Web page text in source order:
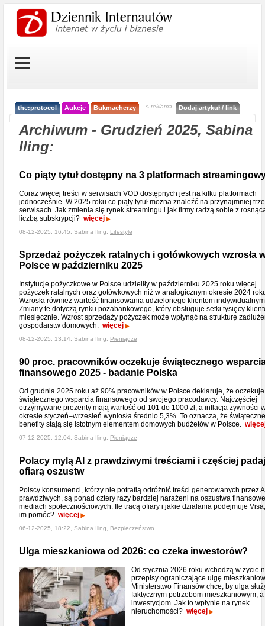
the:protocol Aukcje Bukmacherzy < reklama Dodaj artykuł / link
Archiwum - Grudzień 2025, Sabina
Iling:
Co piąty tytuł dostępny na 3 platformach
Coraz więcej treści w serwisach VOD dostępnych jest na kilku platformach
jednocześnie. W 2025 roku co piąty tytuł można znaleźć na przynajmniej
serwisach. Jak zmienia się rynek streamingu i jak firmy radzą sobie z
liczbą subskrypcji? więcej
08-12-2025, 16:45, Sabina Iling, Lifestyle
Sprzedaż pożyczek ratalnych i gotówkowych wzrosła
Polsce w październiku 2025
Instytucje pożyczkowe w Polsce udzieliły w październiku 2025 roku więcej
pożyczek ratalnych oraz gotówkowych niż w analogicznym okresie 2024
Wzrosła również wartość finansowania udzielonego klientom
Zmiany te dotyczą rynku pozabankowego, który obsługuje setki tysięcy
miesięcznie. Wzrost sprzedaży pożyczek może wpłynąć na strukturę
gospodarstw domowych. więcej
08-12-2025, 13:14, Sabina Iling, Pieniądze
90 proc. pracowników oczekuje świątecznego
finansowego 2025 - badanie Polska
Od grudnia 2025 roku aż 90% pracowników w Polsce deklaruje, że oczekuje
świątecznego wsparcia finansowego od swojego pracodawcy. Najczęściej
otrzymywane prezenty mają wartość od 101 do 1000 zł, a inflacja żywności
okresie styczeń–wrzesień wyniosła średnio 5,3%. To oznacza, że świąteczne
benefity stają się istotnym elementem domowych budżetów w Polsce.
07-12-2025, 12:04, Sabina Iling, Pieniądze
Polacy mylą AI z prawdziwymi treściami i częściej
ofiarą oszustw
Polscy konsumenci, którzy nie potrafią odróżnić treści generowanych przez
prawdziwych, są ponad cztery razy bardziej narażeni na oszustwa
mediach społecznościowych. Ile tracą ofiary i jakie działania podejmuje
im pomóc? więcej
06-12-2025, 18:22, Sabina Iling, Bezpieczeństwo
Ulga mieszkaniowa od 2026: co czeka inwestorów?
Od stycznia 2026 roku wchodzą w życie
przepisy ograniczające ulgę
Ministerstwo Finansów chce, by ulga
faktycznym potrzebom mieszkaniowym,
inwestycjom. Jak to wpłynie na rynek
nieruchomości? więcej